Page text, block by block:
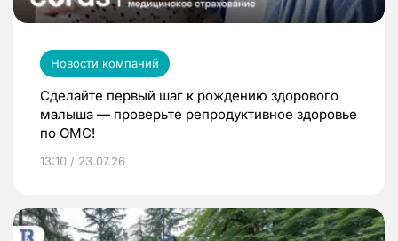
Новости компаний
Сделайте первый шаг к рождению здорового
малыша — проверьте репродуктивное здоровье
по ОМС!
13:10 / 23.07.26